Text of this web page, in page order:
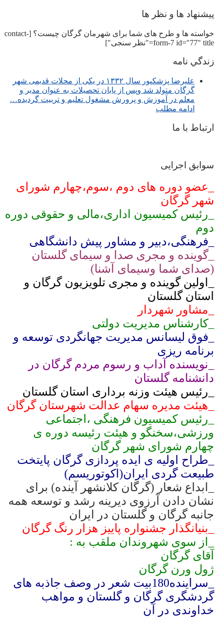
پیشنهاد ها و نظر ها
خواسته ها و طرح های شما برای شهرمان گرگان چیست؟ [contact-
form-7 id="77" title="نظر سنجی"]
زندگي نامه
عليرضا پزشكپور سال ۱۳۳۲ در یکی از محلات قدیمی شهر
گرگان متولد شد وپس از پایان تحصیلات به عنوان مدیر و
معلم در آموزش و پرورش مشغول تعلیم و تربیت گرديده…
ادامه مطلب
ارتباط با ما
سوابق اجرایی
_عضو دوره های دوم ،سوم،چهارم شورای
شهر گرگان
_رئیس کمیسیون اداری،مالی و حقوقی دوره
دوم
_فرهنگی،دبیر و مشاور پیش دانشگاهی
_گوینده و مجری صدا و سیمای گلستان
(صدای شما وسیمای آشنا)
_اولین گوینده و مجری تلویزیون گرگان و
استان گلستان
_مشاور شهردار
_کارشناس مدیریت دولتی
_فوق لیسانس مدیریت جهانگردی توسعه و
برنامه ریزی
_نویسنده آداب و رسوم مردم گرگان در
دانشنامه گلستان
_رئیس هیئت وزنه برداری استان گلستان
_هیئت مدیره سهام عدالت شهرستان گرگان
_رئیس کمیسیون فرهنگی ،اجتماعی
ورزشی،سخنگو و هیئت رئیسه دوره ی
چهارم شورای شهر گرگان
_طراح اولیه ی ایده پردازی گرگان پایتخت
طبیعت گردی ایران(اکوتوریسم)
_ابداع شعار (گرگان کلانشهر آینده) برای
نشان دادن آرزوی دیرینه رشد و توسعه همه
جانبه گرگان و گلستان در ایران
_بنیانگذار جشنواره پاییز هزار رنگ گرگان
_از سوی شهروندان ملقب به :
آقای گرگان
ژول ورن گرگان
_سراینده180بیت شعر در وصف جاذبه های
گردشگری گرگان و گلستان و مواهب
خداوندی در آن